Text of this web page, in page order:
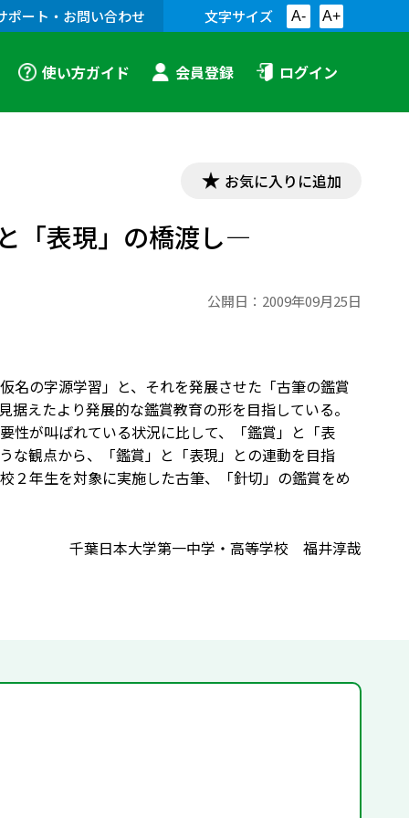
ポート・お問い合わせ 文字サイズ A- A+
使い方ガイド 会員登録 ログイン
お気に入りに追加
「表現」の橋渡し―
公開日： 2009年09月25日
名の字源学習」と、それを発展させた「古筆の鑑賞
えたより発展的な鑑賞教育の形を目指している。
性が叫ばれている状況に比して、「鑑賞」と「表
な観点から、「鑑賞」と「表現」との連動を目指
２年生を対象に実施した古筆、「針切」の鑑賞をめ
千葉日本大学第一中学・高等学校 福井淳哉